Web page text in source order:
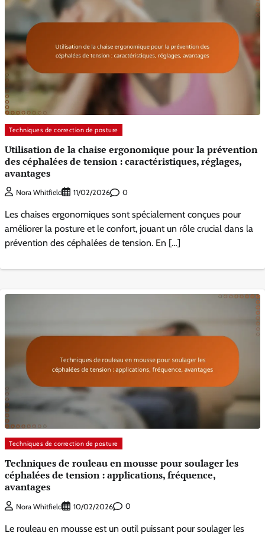
Techniques de correction de posture
Utilisation de la chaise ergonomique pour la prévention
des céphalées de tension : caractéristiques, réglages,
avantages
Nora Whitfield 11/02/2026 0
Les chaises ergonomiques sont spécialement conçues pour
améliorer la posture et le confort, jouant un rôle crucial dans la
prévention des céphalées de tension. En […]
Techniques de correction de posture
Techniques de rouleau en mousse pour soulager les
céphalées de tension : applications, fréquence,
avantages
Nora Whitfield 10/02/2026 0
Le rouleau en mousse est un outil puissant pour soulager les